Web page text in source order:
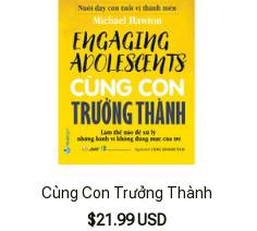
Cùng Con Trưởng Thành
$21.99 USD